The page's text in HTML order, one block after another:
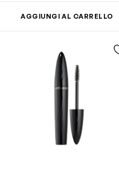
AGGIUNGI AL CARRELLO